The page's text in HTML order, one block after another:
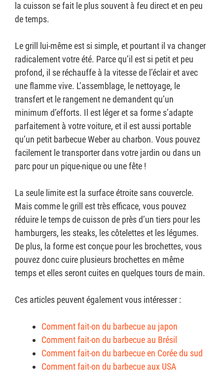
la cuisson se fait le plus souvent à feu direct et en peu
de temps.
Le grill lui-même est si simple, et pourtant il va changer
radicalement votre été. Parce qu’il est si petit et peu
profond, il se réchauffe à la vitesse de l’éclair et avec
une flamme vive. L’assemblage, le nettoyage, le
transfert et le rangement ne demandent qu’un
minimum d’efforts. Il est léger et sa forme s’adapte
parfaitement à votre voiture, et il est aussi portable
qu’un petit barbecue Weber au charbon. Vous pouvez
facilement le transporter dans votre jardin ou dans un
parc pour un pique-nique ou une fête !
La seule limite est la surface étroite sans couvercle.
Mais comme le grill est très efficace, vous pouvez
réduire le temps de cuisson de près d’un tiers pour les
hamburgers, les steaks, les côtelettes et les légumes.
De plus, la forme est conçue pour les brochettes, vous
pouvez donc cuire plusieurs brochettes en même
temps et elles seront cuites en quelques tours de main.
Ces articles peuvent également vous intéresser :
Comment fait-on du barbecue au japon
Comment fait-on du barbecue au Brésil
Comment fait-on du barbecue en Corée du sud
Comment fait-on du barbecue aux USA